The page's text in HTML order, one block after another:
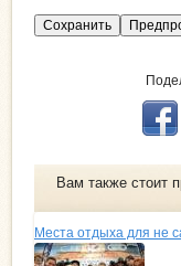
Я
с
Вам также стоит
Места отдыха для не